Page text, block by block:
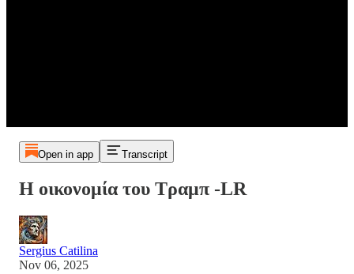
Open in app Transcript
Η οικονομία του Τραμπ -LR
Sergius Catilina
Nov 06, 2025